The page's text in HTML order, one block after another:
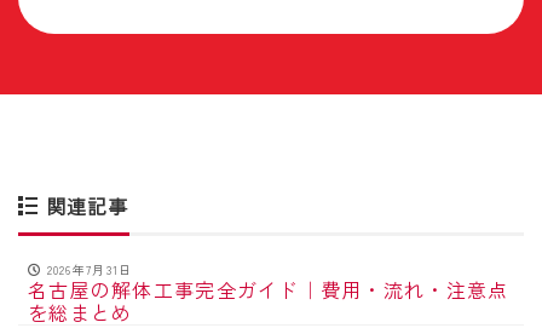
関連記事
2026年7月31日
名古屋の解体工事完全ガイド｜費用・流れ・注意点
を総まとめ